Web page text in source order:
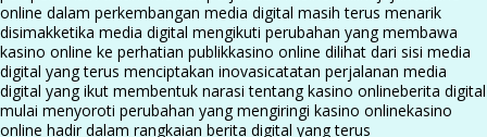
online dalam perkembangan media digital masih terus menarik
disimakketika media digital mengikuti perubahan yang membawa
kasino online ke perhatian publikkasino online dilihat dari sisi media
digital yang terus menciptakan inovasicatatan perjalanan media
digital yang ikut membentuk narasi tentang kasino onlineberita digital
mulai menyoroti perubahan yang mengiringi kasino onlinekasino
online hadir dalam rangkaian berita digital yang terus